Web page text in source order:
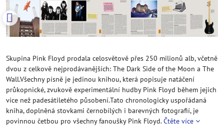
Skupina Pink Floyd prodala celosvětově přes 250 milionů alb, včetně
dvou z celkově nejprodávanějších: The Dark Side of the Moon a The
Wall.Všechny písně je jedinou knihou, která popisuje natáčení
průkopnické, zvukově experimentální hudby Pink Floyd během jejich
více než padesátiletého působení.Tato chronologicky uspořádaná
kniha, doplněná stovkami černobílých i barevných fotografií, je
povinnou četbou pro všechny fanoušky Pink Floyd.Čtěte více